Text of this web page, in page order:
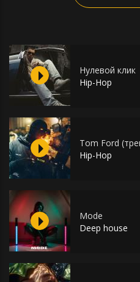
Нулевой клик
Hip-Hop
Tom Ford
Hip-Hop
Mode
Deep house